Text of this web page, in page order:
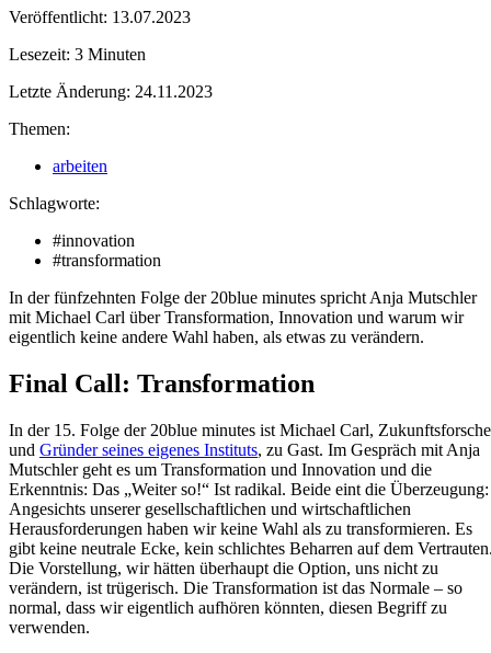
Veröffentlicht: 13.07.2023
Lesezeit: 3 Minuten
Letzte Änderung: 24.11.2023
Themen:
arbeiten
Schlagworte:
#innovation
#transformation
In der fünfzehnten Folge der 20blue minutes spricht Anja Mutschler
mit Michael Carl über Transformation, Innovation und warum wir
eigentlich keine andere Wahl haben, als etwas zu verändern.
Final Call: Transformation
In der 15. Folge der 20blue minutes ist Michael Carl,
und Gründer seines eigenes Instituts, zu Gast. Im Gespräch mit Anja
Mutschler geht es um Transformation und Innovation und die
Erkenntnis: Das „Weiter so!“ Ist radikal. Beide eint die Überzeugung:
Angesichts unserer gesellschaftlichen und wirtschaftlichen
Herausforderungen haben wir keine Wahl als zu transformieren. Es
gibt keine neutrale Ecke, kein schlichtes Beharren auf dem
Die Vorstellung, wir hätten überhaupt die Option, uns nicht zu
verändern, ist trügerisch. Die Transformation ist das Normale – so
normal, dass wir eigentlich aufhören könnten, diesen Begriff zu
verwenden.